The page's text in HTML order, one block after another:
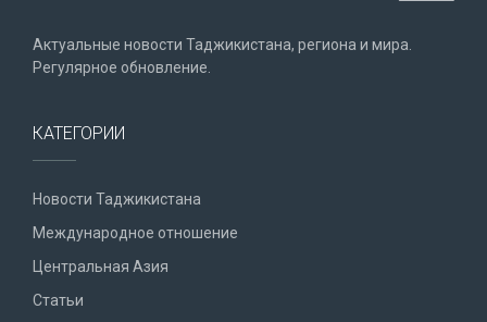
Актуальные новости Таджикистана, региона и мира.
Регулярное обновление.
КАТЕГОРИИ
Новости Таджикистана
Международное отношение
Центральная Азия
Статьи